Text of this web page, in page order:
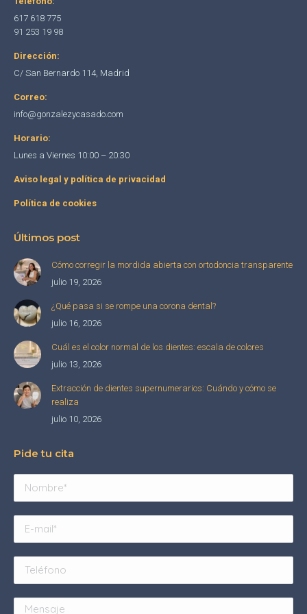
opens
in
window
opens
in
window
617 618 775
91 253 19 98
Dirección:
C/ San Bernardo 114, Madrid
Correo:
info@gonzalezycasado.com
Horario:
Lunes a Viernes 10:00 – 20:30
Aviso legal y política de privacidad
Política de cookies
Últimos post
Cómo corregir la mordida abierta con ortodoncia transparente
julio 19, 2026
¿Qué pasa si se rompe una corona dental?
julio 16, 2026
Cuál es el color normal de los dientes: escala de colores
julio 13, 2026
Extracción de dientes supernumerarios: Cuándo y cómo se
realiza
julio 10, 2026
Pide tu cita